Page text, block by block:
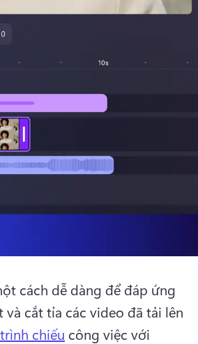
cách dễ dàng để đáp ứng
và cắt tỉa các video đã tải lên
chiếu công việc với